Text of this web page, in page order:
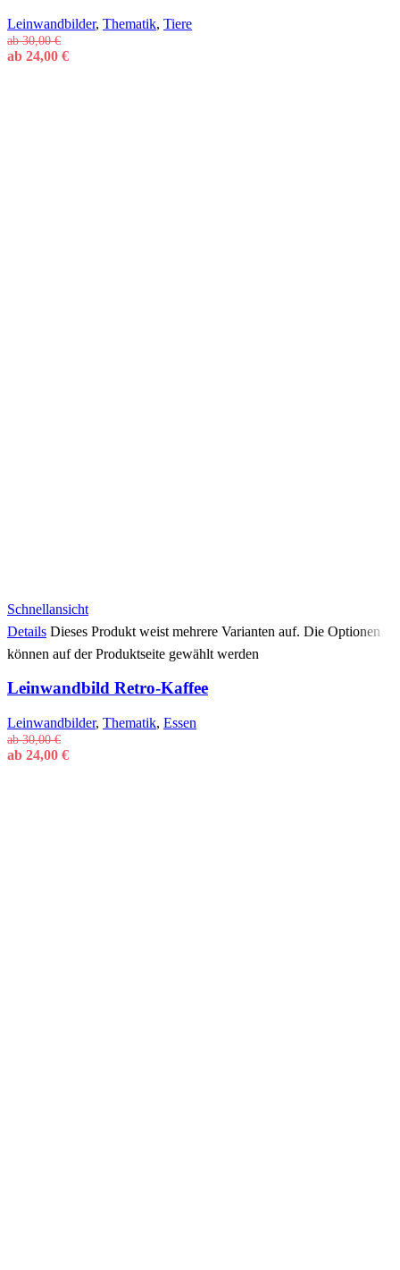
Leinwandbilder, Thematik, Tiere
ab30,00€
ab 24,00 €
Schnellansicht
Details Dieses Produkt weist mehrere Varianten auf. Die Optionen
können auf der Produktseite gewählt werden
Leinwandbild Retro-Kaffee
Leinwandbilder, Thematik, Essen
ab30,00€
ab 24,00 €